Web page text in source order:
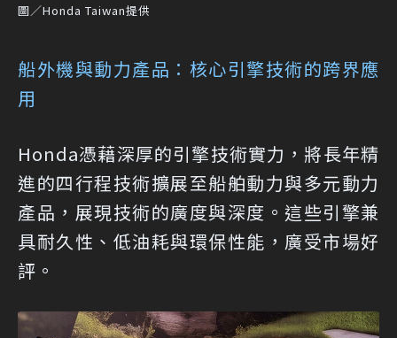
圖／Honda Taiwan提供
船外機與動力產品：核心引擎技術的跨界應
用
Honda憑藉深厚的引擎技術實力，將長年精
進的四行程技術擴展至船舶動力與多元動力
產品，展現技術的廣度與深度。這些引擎兼
具耐久性、低油耗與環保性能，廣受市場好
評。